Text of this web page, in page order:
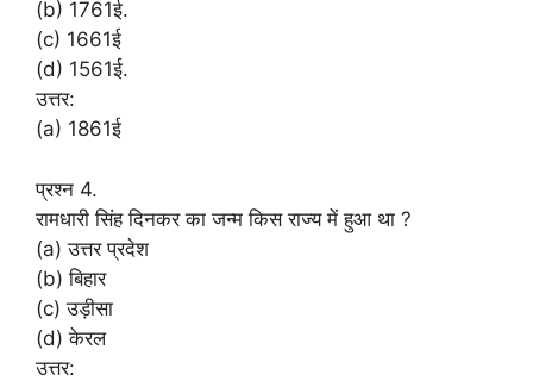
(b) 1761ई.
(c) 1661ई
(d) 1561ई.
उत्तर:
(a) 1861ई
प्रश्न 4.
रामधारी सिंह दिनकर का जन्म किस राज्य में हुआ था ?
(a) उत्तर प्रदेश
(b) बिहार
(c) उड़ीसा
(d) केरल
उत्तर: